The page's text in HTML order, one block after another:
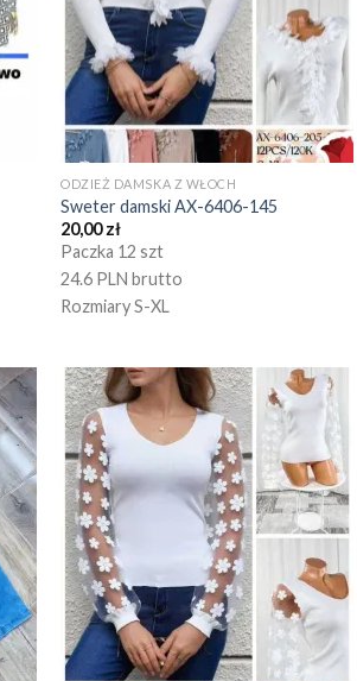
ODZIEŻ DAMSKA Z WŁOCH
Sweter damski AX-6406-145
20,00zł
Paczka 12 szt
24.6 PLN brutto
Rozmiary S-XL